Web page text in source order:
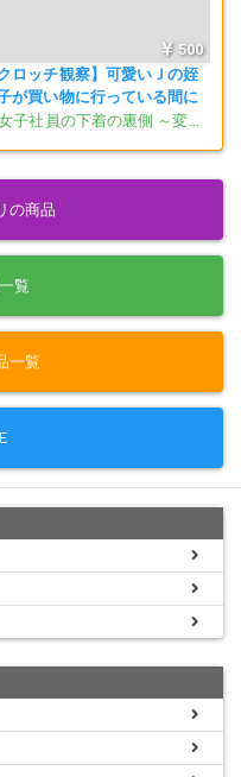
500
クロッチ観察】可愛いＪの姪
が買い物に行っている間に
パンツを取り出しクロッチ
社員の下着の裏側 ～変態アラフィフリーマンによる卑劣行為～
の商品
覧
一覧